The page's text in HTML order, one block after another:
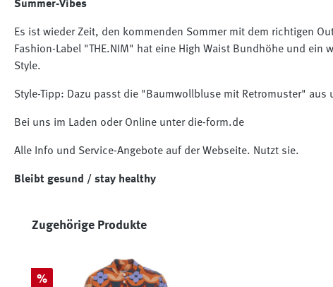
Summer-Vibes
Es ist wieder Zeit, den kommenden Sommer mit dem richtigen
Fashion-Label "THE.NIM" hat eine High Waist Bundhöhe und
Style.
Style-Tipp: Dazu passt die "Baumwollbluse mit Retromuster"
Bei uns im Laden oder Online unter die-form.de
Alle Info und Service-Angebote auf der Webseite. Nutzt sie.
Bleibt gesund / stay healthy
Produktgalerie überspringen
Zugehörige Produkte
Rabatt
%